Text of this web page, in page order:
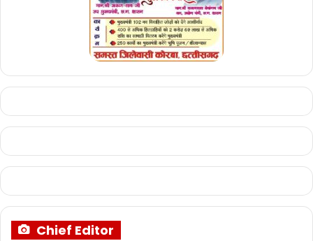
Chief Editor